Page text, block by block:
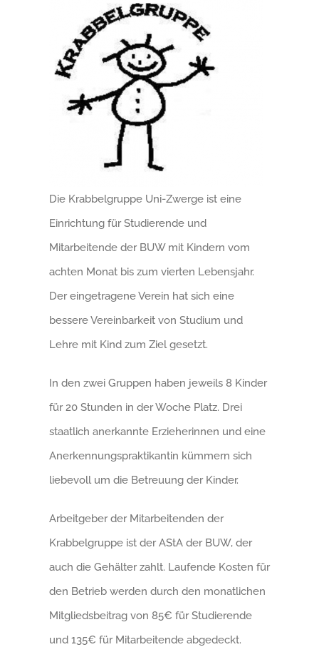
Die Krabbelgruppe Uni-Zwerge ist eine
Einrichtung für Studierende und
Mitarbeitende der BUW mit Kindern vom
achten Monat bis zum vierten Lebensjahr.
Der eingetragene Verein hat sich eine
bessere Vereinbarkeit von Studium und
Lehre mit Kind zum Ziel gesetzt.
In den zwei Gruppen haben jeweils 8 Kinder
für 20 Stunden in der Woche Platz. Drei
staatlich anerkannte Erzieherinnen und eine
Anerkennungspraktikantin kümmern sich
liebevoll um die Betreuung der Kinder.
Arbeitgeber der Mitarbeitenden der
Krabbelgruppe ist der AStA der BUW, der
auch die Gehälter zahlt. Laufende Kosten für
den Betrieb werden durch den monatlichen
Mitgliedsbeitrag von 85€ für Studierende
und 135€ für Mitarbeitende abgedeckt.